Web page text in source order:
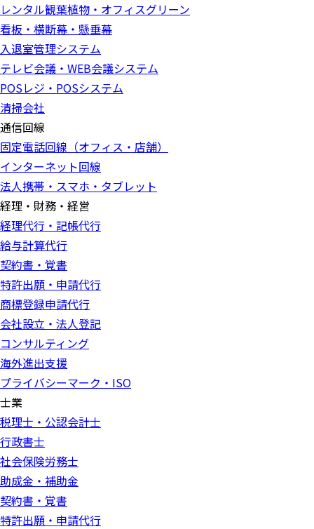
レンタル観葉植物・オフィスグリーン
看板・横断幕・懸垂幕
入退室管理システム
テレビ会議・WEB会議システム
POSレジ・POSシステム
清掃会社
通信回線
固定電話回線（オフィス・店舗）
インターネット回線
法人携帯・スマホ・タブレット
経理・財務・経営
経理代行・記帳代行
給与計算代行
契約書・覚書
特許出願・申請代行
商標登録申請代行
会社設立・法人登記
コンサルティング
海外進出支援
プライバシーマーク・ISO
士業
税理士・公認会計士
行政書士
社会保険労務士
助成金・補助金
契約書・覚書
特許出願・申請代行